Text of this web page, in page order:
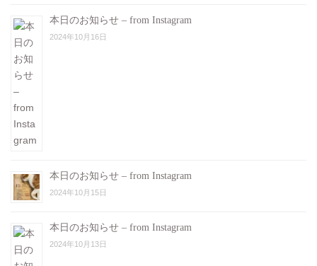
本日のお知らせ – from Instagram
2024年10月16日
本日のお知らせ – from Instagram
2024年10月15日
本日のお知らせ – from Instagram
2024年10月13日